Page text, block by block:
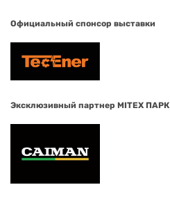
Официальный спонсор выставки
Эксклюзивный партнер MITEX ПАРК